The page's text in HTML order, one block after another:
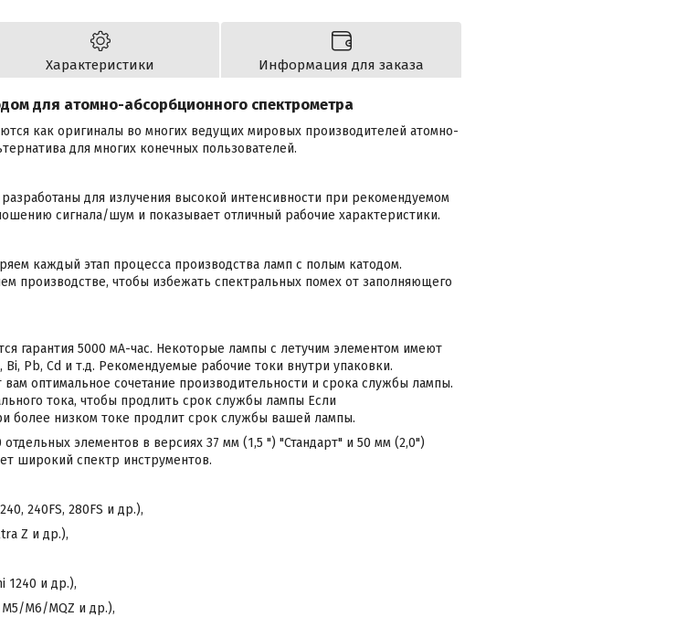
Характеристики Информация для заказа
для атомно-абсорбционного спектрометра
как оригиналы во многих ведущих мировых производителей атомно-
для многих конечных пользователей.
для излучения высокой интенсивности при рекомендуемом
сигнала/шум и показывает отличный рабочие характеристики.
каждый этап процесса производства ламп с полым катодом.
производстве, чтобы избежать спектральных помех от заполняющего
гарантия 5000 мА-час. Некоторые лампы с летучим элементом имеют
Pb, Cd и т.д. Рекомендуемые рабочие токи внутри упаковки.
оптимальное сочетание производительности и срока службы лампы.
тока, чтобы продлить срок службы лампы Если
более низком токе продлит срок службы вашей лампы.
элементов в версиях 37 мм (1,5 ") "Стандарт" и 50 мм (2,0")
широкий спектр инструментов.
240FS, 280FS и др.),
Z и др.),
1240 и др.),
M6/MQZ и др.),